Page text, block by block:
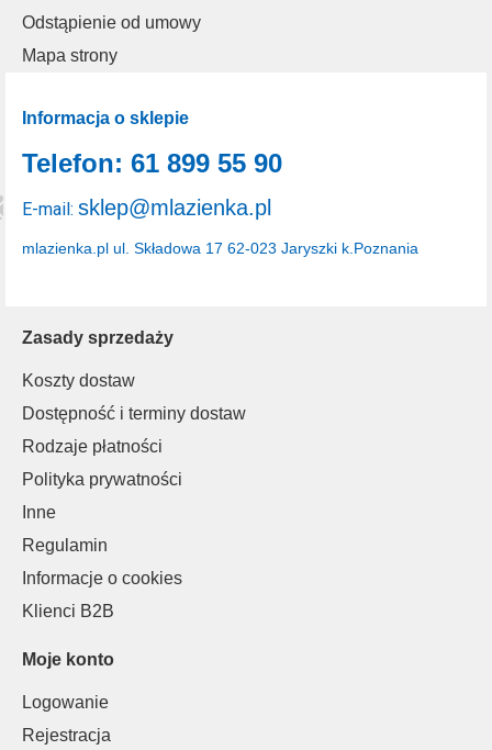
Odstąpienie od umowy
Mapa strony
Zasady sprzedaży
Koszty dostaw
Dostępność i terminy dostaw
Rodzaje płatności
Polityka prywatności
Inne
Regulamin
Informacje o cookies
Klienci B2B
Moje konto
Logowanie
Rejestracja
Informacja o sklepie
mlazienka.pl ul. Składowa 17 62-023 Jaryszki k.Poznania
Telefon: 61 899 55 90
E-mail: sklep@mlazienka.pl